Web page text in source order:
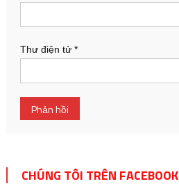
Thư điện tử *
CHÚNG TÔI TRÊN FACEBOOK